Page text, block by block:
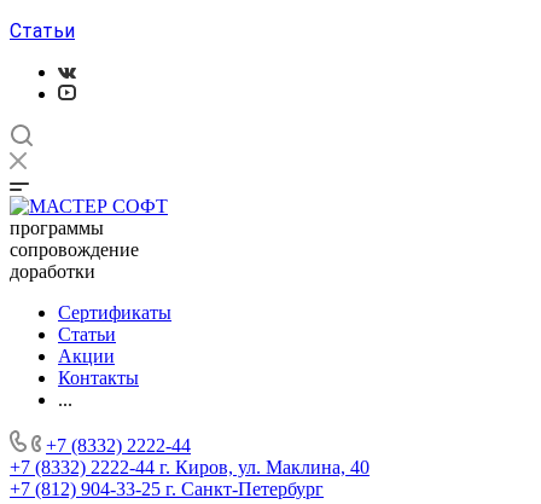
Статьи
программы
сопровождение
доработки
Сертификаты
Статьи
Акции
Контакты
...
+7 (8332) 2222-44
+7 (8332) 2222-44 г. Киров, ул. Маклина, 40
+7 (812) 904-33-25 г. Санкт-Петербург